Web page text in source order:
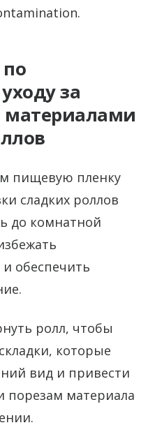
за
пищевую пленку
сладких роллов
до комнатной
обеспечить
ролл, чтобы
которые
вид и привести
порезам материала